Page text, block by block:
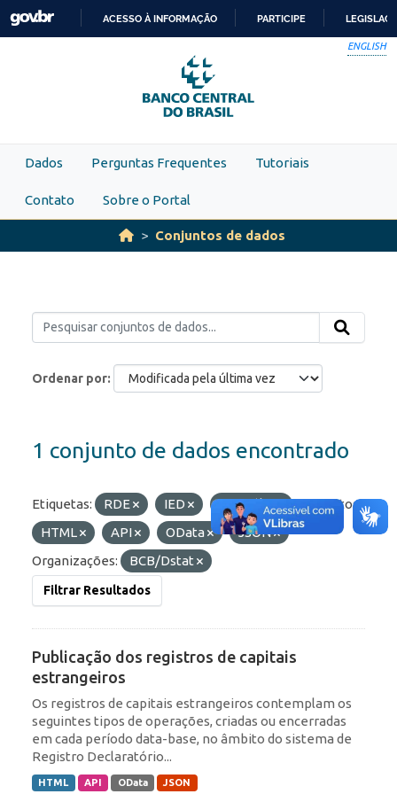
Skip to main content
PARA
O
CONTEÚDO
ACESSO À INFORMAÇÃO PARTICIPE
ENGLISH
Dados Perguntas Frequentes Tutoriais
Contato Sobre o Portal
Conjuntos de dados
Ordenar por
1 conjunto de dados encontrado
Etiquetas: RDE IED Portfólio
Formatos:
HTML
API OData
JSON
Organizações:
BCB/Dstat
Filtrar Resultados
Publicação dos registros de capitais
estrangeiros
Os registros de capitais estrangeiros contemplam os
seguintes tipos de operações, criadas ou encerradas
em cada período data-base, no âmbito do sistema de
Registro Declaratório...
HTML API OData JSON